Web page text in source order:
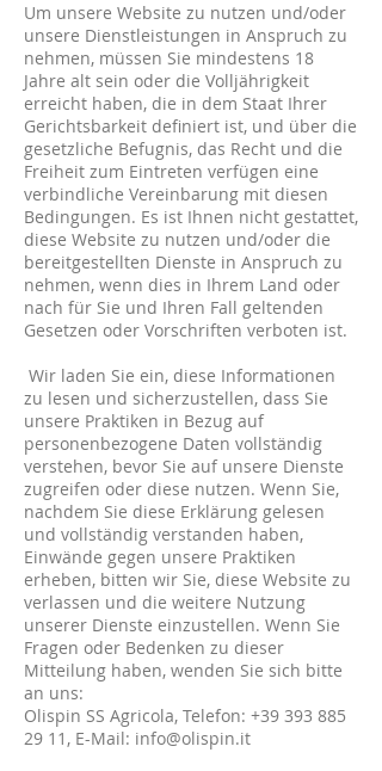
Um unsere Website zu nutzen und/oder
unsere Dienstleistungen in Anspruch zu
nehmen, müssen Sie mindestens 18
Jahre alt sein oder die Volljährigkeit
erreicht haben, die in dem Staat Ihrer
Gerichtsbarkeit definiert ist, und über die
gesetzliche Befugnis, das Recht und die
Freiheit zum Eintreten verfügen eine
verbindliche Vereinbarung mit diesen
Bedingungen. Es ist Ihnen nicht gestattet,
diese Website zu nutzen und/oder die
bereitgestellten Dienste in Anspruch zu
nehmen, wenn dies in Ihrem Land oder
nach für Sie und Ihren Fall geltenden
Gesetzen oder Vorschriften verboten ist.
​ Wir laden Sie ein, diese Informationen
zu lesen und sicherzustellen, dass Sie
unsere Praktiken in Bezug auf
personenbezogene Daten vollständig
verstehen, bevor Sie auf unsere Dienste
zugreifen oder diese nutzen. Wenn Sie,
nachdem Sie diese Erklärung gelesen
und vollständig verstanden haben,
Einwände gegen unsere Praktiken
erheben, bitten wir Sie, diese Website zu
verlassen und die weitere Nutzung
unserer Dienste einzustellen. Wenn Sie
Fragen oder Bedenken zu dieser
Mitteilung haben, wenden Sie sich bitte
an uns:
Olispin SS Agricola, Telefon: +39 393 885
29 11 , E-Mail: info@olispin.it